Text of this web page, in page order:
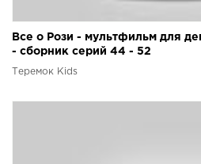
Все о Рози - мультфильм для
- сборник серий 44 - 52
Теремок Kids